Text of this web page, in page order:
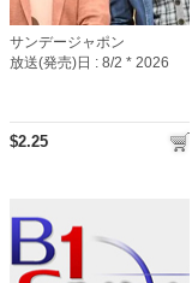
サンデージャポン
放送(発売)日 : 8/2 * 2026
$2.25